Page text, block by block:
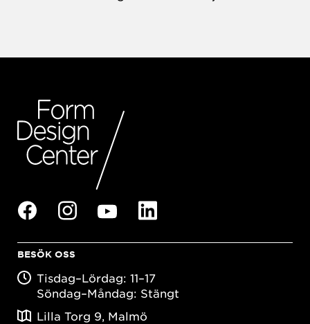
BESÖK OSS
Tisdag–Lördag: 11–17
Söndag–Måndag: Stängt
Lilla Torg 9, Malmö